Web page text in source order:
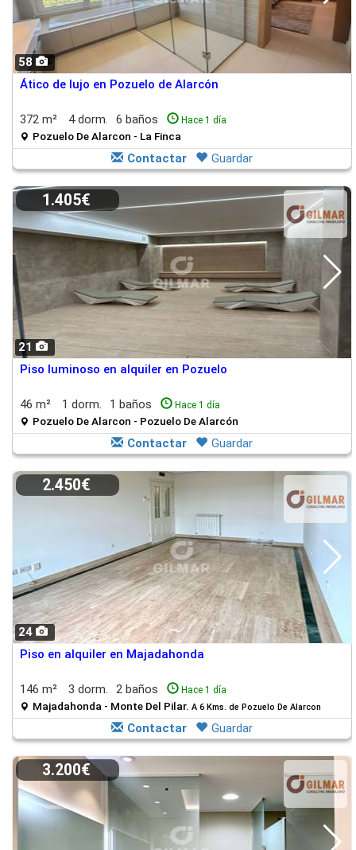
58
Ático de lujo en Pozuelo de Alarcón
372 m² 4 dorm. 6 baños Hace 1 día
Pozuelo De Alarcon - La Finca
Contactar Guardar
21
1.405€
Piso luminoso en alquiler en Pozuelo
46 m² 1 dorm. 1 baños Hace 1 día
Pozuelo De Alarcon - Pozuelo De Alarcón
Contactar Guardar
24
2.450€
Piso en alquiler en Majadahonda
146 m² 3 dorm. 2 baños Hace 1 día
Majadahonda - Monte Del Pilar. A 6 Kms. de Pozuelo De Alarcon
Contactar Guardar
3.200€